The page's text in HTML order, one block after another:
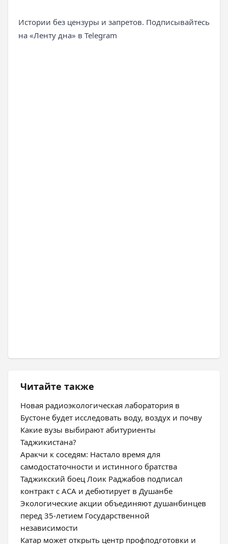
Истории без цензуры и запретов. Подписывайтесь
на «Ленту дна» в Telegram
Читайте также
Новая радиоэкологическая лаборатория в
Бустоне будет исследовать воду, воздух и почву
Какие вузы выбирают абитуриенты
Таджикистана?
Аракчи к соседям: Настало время для
самодостаточности и истинного братства
Таджикский боец Лоик Раджабов подписал
контракт с ACA и дебютирует в Душанбе
Экологические акции объединяют душанбинцев
перед 35-летием Государственной
независимости
Катар может открыть центр профподготовки и